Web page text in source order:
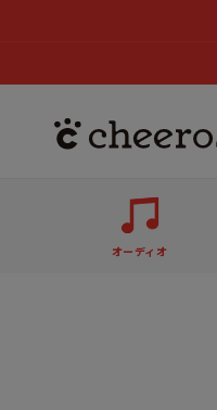
オーディオ